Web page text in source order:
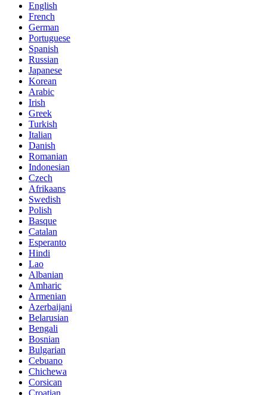
English
French
German
Portuguese
Spanish
Russian
Japanese
Korean
Arabic
Irish
Greek
Turkish
Italian
Danish
Romanian
Indonesian
Czech
Afrikaans
Swedish
Polish
Basque
Catalan
Esperanto
Hindi
Lao
Albanian
Amharic
Armenian
Azerbaijani
Belarusian
Bengali
Bosnian
Bulgarian
Cebuano
Chichewa
Corsican